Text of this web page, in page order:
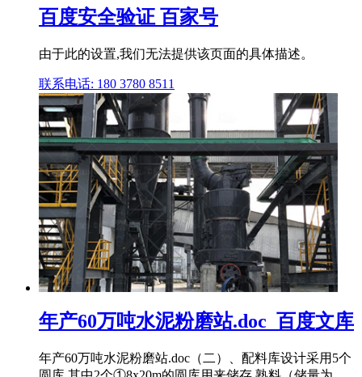
百度安全验证 百家号
由于此的设置,我们无法提供该页面的具体描述。
联系电话: 180 3780 8511
年产60万吨水泥粉磨站.doc_百度文库
年产60万吨水泥粉磨站.doc（二）、配料库设计采用5个